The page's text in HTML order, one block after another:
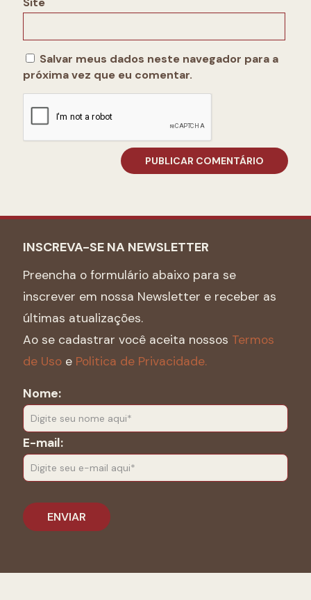
Salvar meus dados neste navegador para a
próxima vez que eu comentar.
INSCREVA-SE NA NEWSLETTER
Preencha o formulário abaixo para se
inscrever em nossa Newsletter e receber as
últimas atualizações.
Ao se cadastrar você aceita nossos Termos
de Uso e Politica de Privacidade.
Nome:
E-mail: